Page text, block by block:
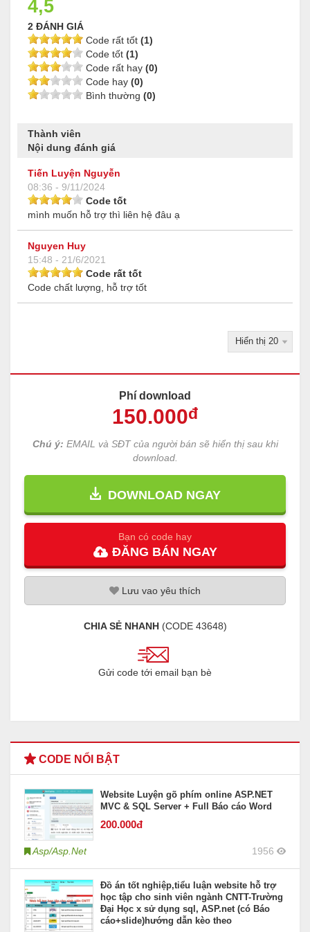
4,5
2 ĐÁNH GIÁ
Code rất tốt (1)
Code tốt (1)
Code rất hay (0)
Code hay (0)
Bình thường (0)
Thành viên
Nội dung đánh giá
Tiến Luyện Nguyễn
08:36 - 9/11/2024
Code tốt
mình muốn hỗ trợ thì liên hệ đâu ạ
Nguyen Huy
15:48 - 21/6/2021
Code rất tốt
Code chất lượng, hỗ trợ tốt
Phí download
150.000đ
Chú ý: EMAIL và SĐT của người bán sẽ hiển thị sau khi
download.
DOWNLOAD NGAY
Bạn có code hay
ĐĂNG BÁN NGAY
Lưu vao yêu thích
CHIA SẺ NHANH(CODE 43648)
Gửi code tới email bạn bè
CODE NỔI BẬT
Website Luyện gõ phím online ASP.NET
MVC & SQL Server + Full Báo cáo Word
200.000đ
Asp/Asp.Net 1956
Đồ án tốt nghiệp,tiểu luận website hỗ trợ
học tập cho sinh viên ngành CNTT-Trường
Đại Học x sử dụng sql, ASP.net (có Báo
cáo+slide)hướng dẫn kèo theo